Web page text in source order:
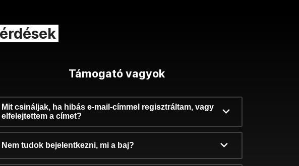
Támogató vagyok
Mit csináljak, ha hibás e-mail-címmel regisztráltam, vagy
elfelejtettem a címet?
Nem tudok bejelentkezni, mi a baj?